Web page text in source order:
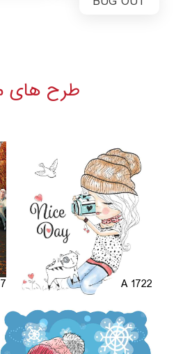
طرح های
A 1722